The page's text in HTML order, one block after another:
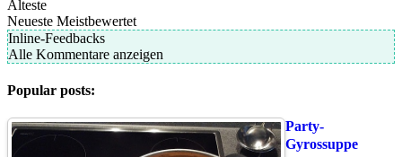
Älteste
Neueste Meistbewertet
Inline-Feedbacks
Alle Kommentare anzeigen
Popular posts:
Party-
Gyrossuppe